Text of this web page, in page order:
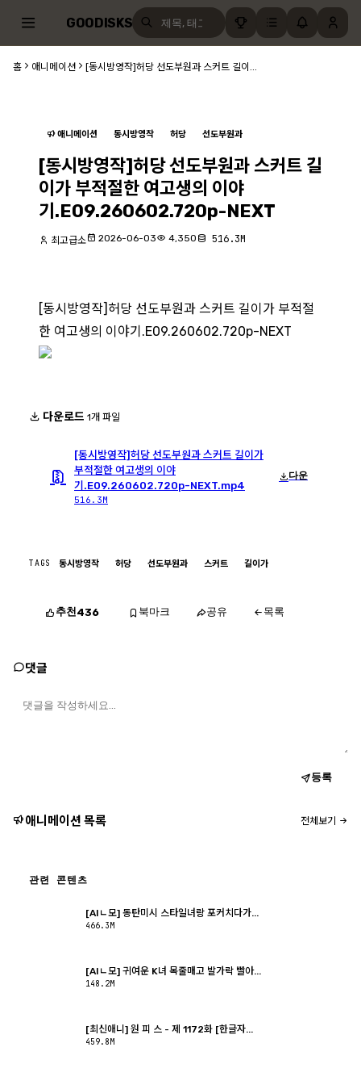
GOODISKS
홈 애니메이션 [동시방영작]허당 선도부원과 스커트 길이...
애니메이션 동시방영작 허당 선도부원과
[동시방영작]허당 선도부원과 스커트 길
이가 부적절한 여고생의 이야
기.E09.260602.720p-NEXT
최고급소 2026-06-03 4,350 516.3M
[동시방영작]허당 선도부원과 스커트 길이가 부적절
한 여고생의 이야기.E09.260602.720p-NEXT
다운로드 1개 파일
[동시방영작]허당 선도부원과 스커트 길이가
부적절한 여고생의 이야
기.E09.260602.720p-NEXT.mp4
516.3M
다운
TAGS 동시방영작 허당 선도부원과 스커트 길이가
추천436 북마크 공유 목록
댓글
등록
애니메이션 목록 전체보기
관련 콘텐츠
[AIㄴ모] 동탄미시 스타일녀랑 포커치다가...
466.3M
[AIㄴ모] 귀여운 K녀 목줄매고 발가락 빨아...
148.2M
[최신애니] 원 피 스 - 제 1172화 [한글자...
459.8M